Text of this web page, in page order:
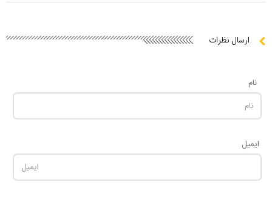
ارسال نظرات
نام
ایمیل